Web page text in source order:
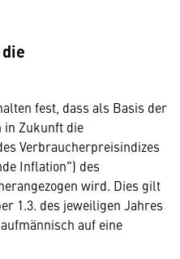
fest, dass als Basis der
in Zukunft die
Verbraucherpreisindizes
Inflation") des
wird. Dies gilt
1.3. des jeweiligen Jahres
auf eine